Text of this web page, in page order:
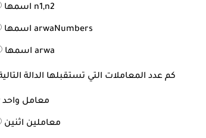
اسمها n1,n2
اسمها arwaNumbers
اسمها arwa
2. كم عدد المعاملات التي تستقبلها الدالة
معامل واحد
معاملين اثنين